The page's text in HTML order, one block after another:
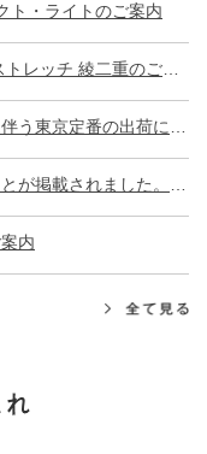
ト・ライトのご案内
内